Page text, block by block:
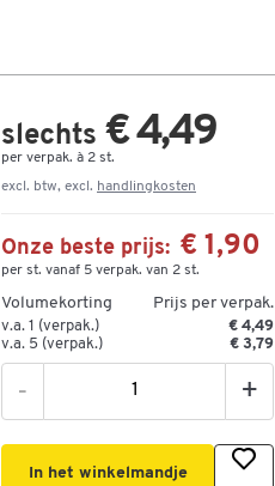
slechts € 4,49
per verpak. à 2 st.
excl. btw, excl. handlingkosten
Onze beste prijs: € 1,90
per st. vanaf 5 verpak. van 2 st.
Volumekorting Prijs per verpak.
v.a. 1 (verpak.)
€ 4,49
v.a. 5 (verpak.)
€ 3,79
- +
In het winkelmandje